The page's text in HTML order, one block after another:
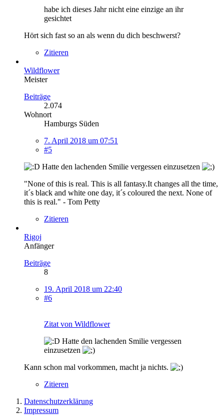
habe ich dieses Jahr nicht eine einzige an ihr
gesichtet
Hört sich fast so an als wenn du dich beschwerst?
Zitieren
Wildflower
Meister
Beiträge
2.074
Wohnort
Hamburgs Süden
7. April 2018 um 07:51
#5
Hatte den lachenden Smilie vergessen einzusetzen
"None of this is real. This is all fantasy.It changes all the time,
it´s black and white one day, it´s coloured the next. None of
this is real." - Tom Petty
Zitieren
Rigoj
Anfänger
Beiträge
8
19. April 2018 um 22:40
#6
Zitat von Wildflower
Hatte den lachenden Smilie vergessen
einzusetzen
Kann schon mal vorkommen, macht ja nichts.
Zitieren
Datenschutzerklärung
Impressum